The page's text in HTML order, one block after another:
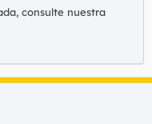
consulte nuestra